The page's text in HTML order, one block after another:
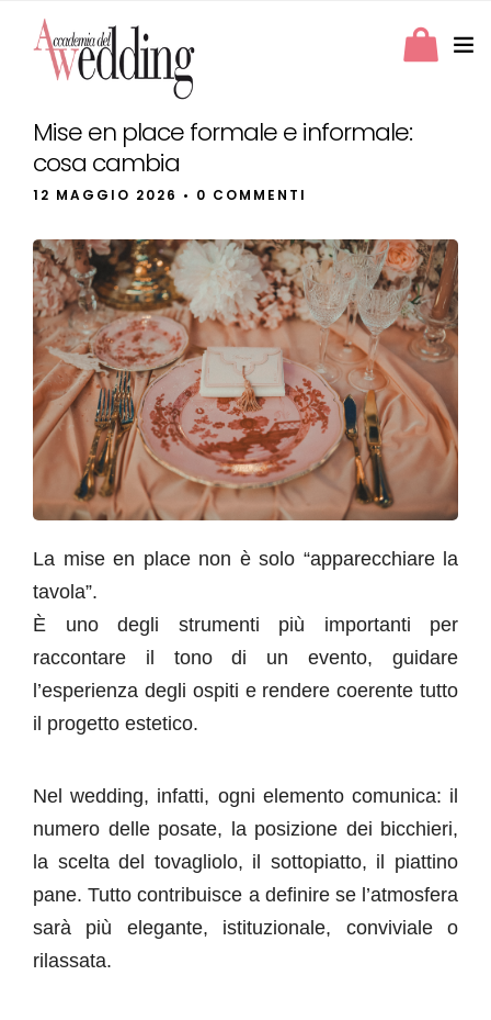
Mise en place formale e informale:
cosa cambia
12 MAGGIO 2026 • 0 COMMENTI
La mise en place non è solo “apparecchiare la
tavola”.
È uno degli strumenti più importanti per
raccontare il tono di un evento, guidare
l’esperienza degli ospiti e rendere coerente tutto
il progetto estetico.
Nel wedding, infatti, ogni elemento comunica: il
numero delle posate, la posizione dei bicchieri,
la scelta del tovagliolo, il sottopiatto, il piattino
pane. Tutto contribuisce a definire se l’atmosfera
sarà più elegante, istituzionale, conviviale o
rilassata.